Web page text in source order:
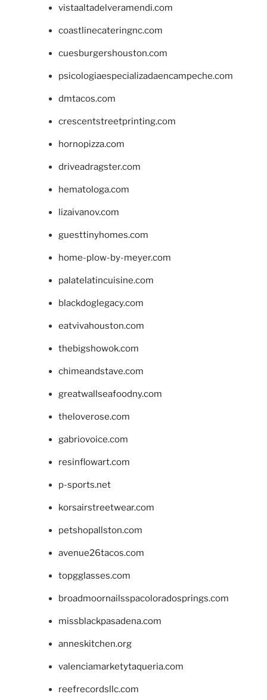
vistaaltadelveramendi.com
coastlinecateringnc.com
cuesburgershouston.com
psicologiaespecializadaencampeche.com
dmtacos.com
crescentstreetprinting.com
hornopizza.com
driveadragster.com
hematologa.com
lizaivanov.com
guesttinyhomes.com
home-plow-by-meyer.com
palatelatincuisine.com
blackdoglegacy.com
eatvivahouston.com
thebigshowok.com
chimeandstave.com
greatwallseafoodny.com
theloverose.com
gabriovoice.com
resinflowart.com
p-sports.net
korsairstreetwear.com
petshopallston.com
avenue26tacos.com
topgglasses.com
broadmoornailsspacoloradosprings.com
missblackpasadena.com
anneskitchen.org
valenciamarketytaqueria.com
reefrecordsllc.com